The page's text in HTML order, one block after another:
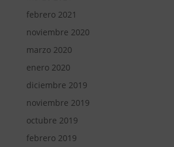
febrero 2021
noviembre 2020
marzo 2020
enero 2020
diciembre 2019
noviembre 2019
octubre 2019
febrero 2019